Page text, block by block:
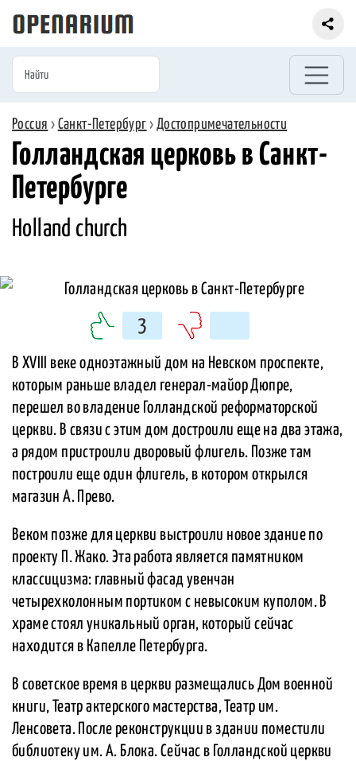
Россия › Санкт-Петербург › Достопримечательности
Голландская церковь в Санкт-
Петербурге
Holland church
3
В XVIII веке одноэтажный дом на Невском проспекте,
которым раньше владел генерал-майор Дюпре,
перешел во владение Голландской реформаторской
церкви. В связи с этим дом достроили еще на два этажа,
а рядом пристроили дворовый флигель. Позже там
построили еще один флигель, в котором открылся
магазин А. Прево.
Веком позже для церкви выстроили новое здание по
проекту П. Жако. Эта работа является памятником
классицизма: главный фасад увенчан
четырехколонным портиком с невысоким куполом. В
храме стоял уникальный орган, который сейчас
находится в Капелле Петербурга.
В советское время в церкви размещались Дом военной
книги, Театр актерского мастерства, Театр им.
Ленсовета. После реконструкции в здании поместили
библиотеку им. А. Блока. Сейчас в Голландской церкви